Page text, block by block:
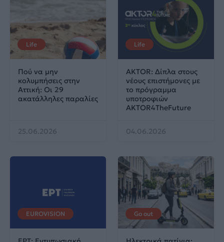
Life
Πού να μην
κολυμπήσεις στην
Αττική: Οι 29
ακατάλληλες παραλίες
25.06.2026
Life
AKTOR: Δίπλα στους
νέους επιστήμονες με
το πρόγραμμα
υποτροφιών
AKTOR4TheFuture
04.06.2026
EUROVISION Go out